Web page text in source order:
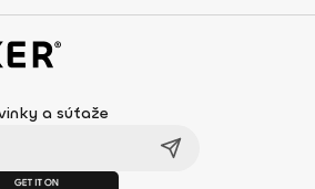
a súťaže